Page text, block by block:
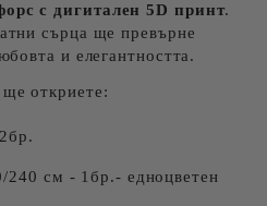
с дигитален 5D принт.
сърца ще превърне
и елегантността.
откриете:
240 см - 1бр.- едноцветен